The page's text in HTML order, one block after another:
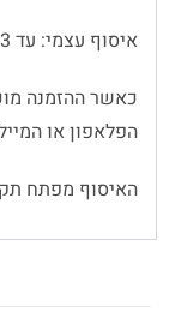
איסוף עצמי: עד 3 ימי עסקים מיום ההזמנה
כאשר ההזמנה
הפלאפון או
האיסוף מפתח